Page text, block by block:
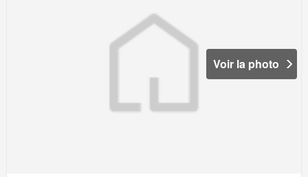
Voir la photo